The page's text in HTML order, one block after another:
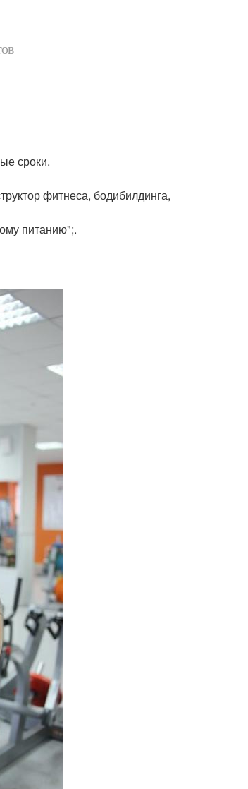
сроки.
фитнеса, бодибилдинга,
питанию";.